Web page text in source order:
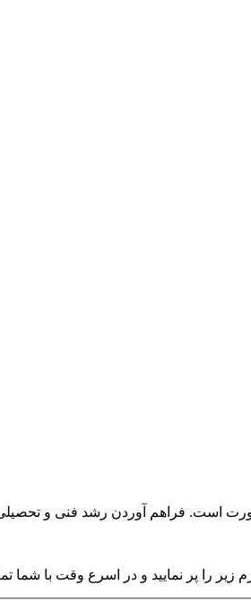
است. فراهم آوردن رشد فنی و
زیر را پر نمایید و در اسرع وقت با